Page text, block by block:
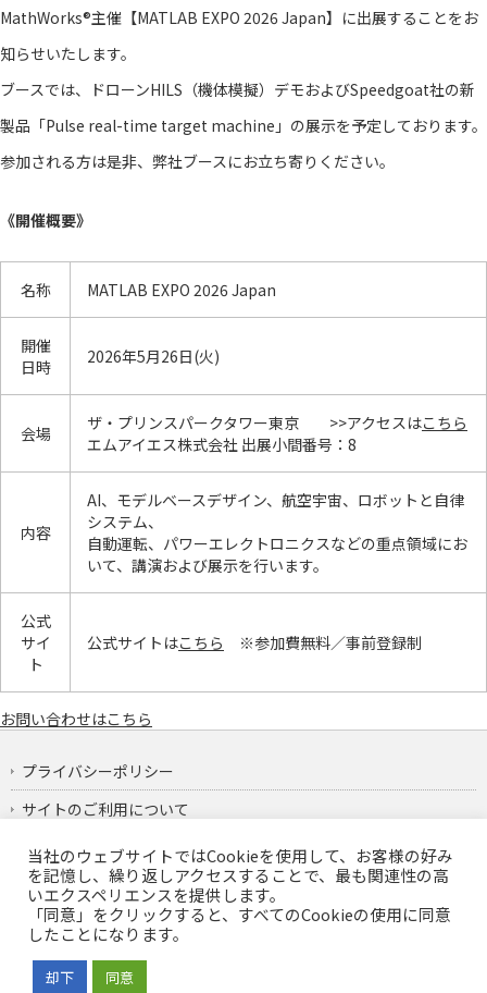
MathWorks®主催【MATLAB EXPO 2026 Japan】に出展することをお
知らせいたします。
ブースでは、ドローンHILS（機体模擬）デモおよびSpeedgoat社の新
製品「Pulse real-time target machine」の展示を予定しております。
参加される方は是非、弊社ブースにお立ち寄りください。
《開催概要》
名称 MATLAB EXPO 2026 Japan
開催
日時
2026年5月26日(火)
会場 ザ・プリンスパークタワー東京 >>アクセスはこちら
エムアイエス株式会社 出展小間番号：8
内容
AI、モデルベースデザイン、航空宇宙、ロボットと自律
システム、
自動運転、パワーエレクトロニクスなどの重点領域にお
いて、講演および展示を行います。
公式
サイ
ト
公式サイトはこちら ※参加費無料／事前登録制
お問い合わせはこちら
プライバシーポリシー
サイトのご利用について
サイトマップ
当社のウェブサイトではCookieを使用して、お客様の好み
を記憶し、繰り返しアクセスすることで、最も関連性の高
いエクスペリエンスを提供します。
「同意」をクリックすると、すべてのCookieの使用に同意
したことになります。
却下 同意